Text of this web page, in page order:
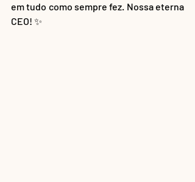
em tudo como sempre fez. Nossa eterna
CEO! ✨